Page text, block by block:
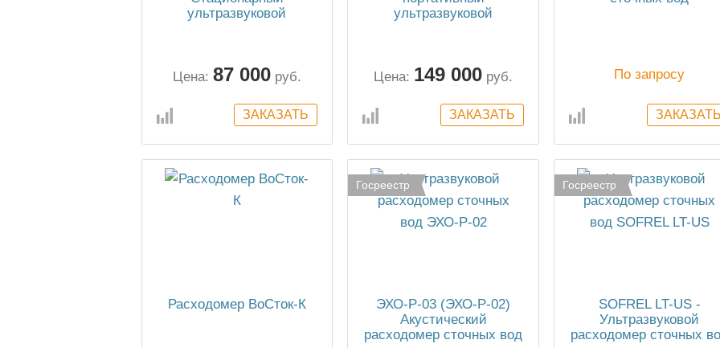
ультразвуковой
Цена: 87 000 руб.
ультразвуковой
Цена: 149 000 руб. По запросу
Расходомер ВоСток-К
Госреестр
ЭХО-Р-03 (ЭХО-Р-02)
Акустический
расходомер сточных вод
Госреестр
SOFREL LT-US -
Ультразвуковой
расходомер сточных